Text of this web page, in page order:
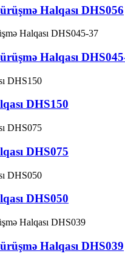
Halqası DHS056
Halqası
DHS150
DHS075
DHS050
Halqası DHS039